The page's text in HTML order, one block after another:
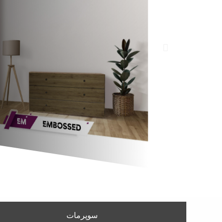
سوپرمات